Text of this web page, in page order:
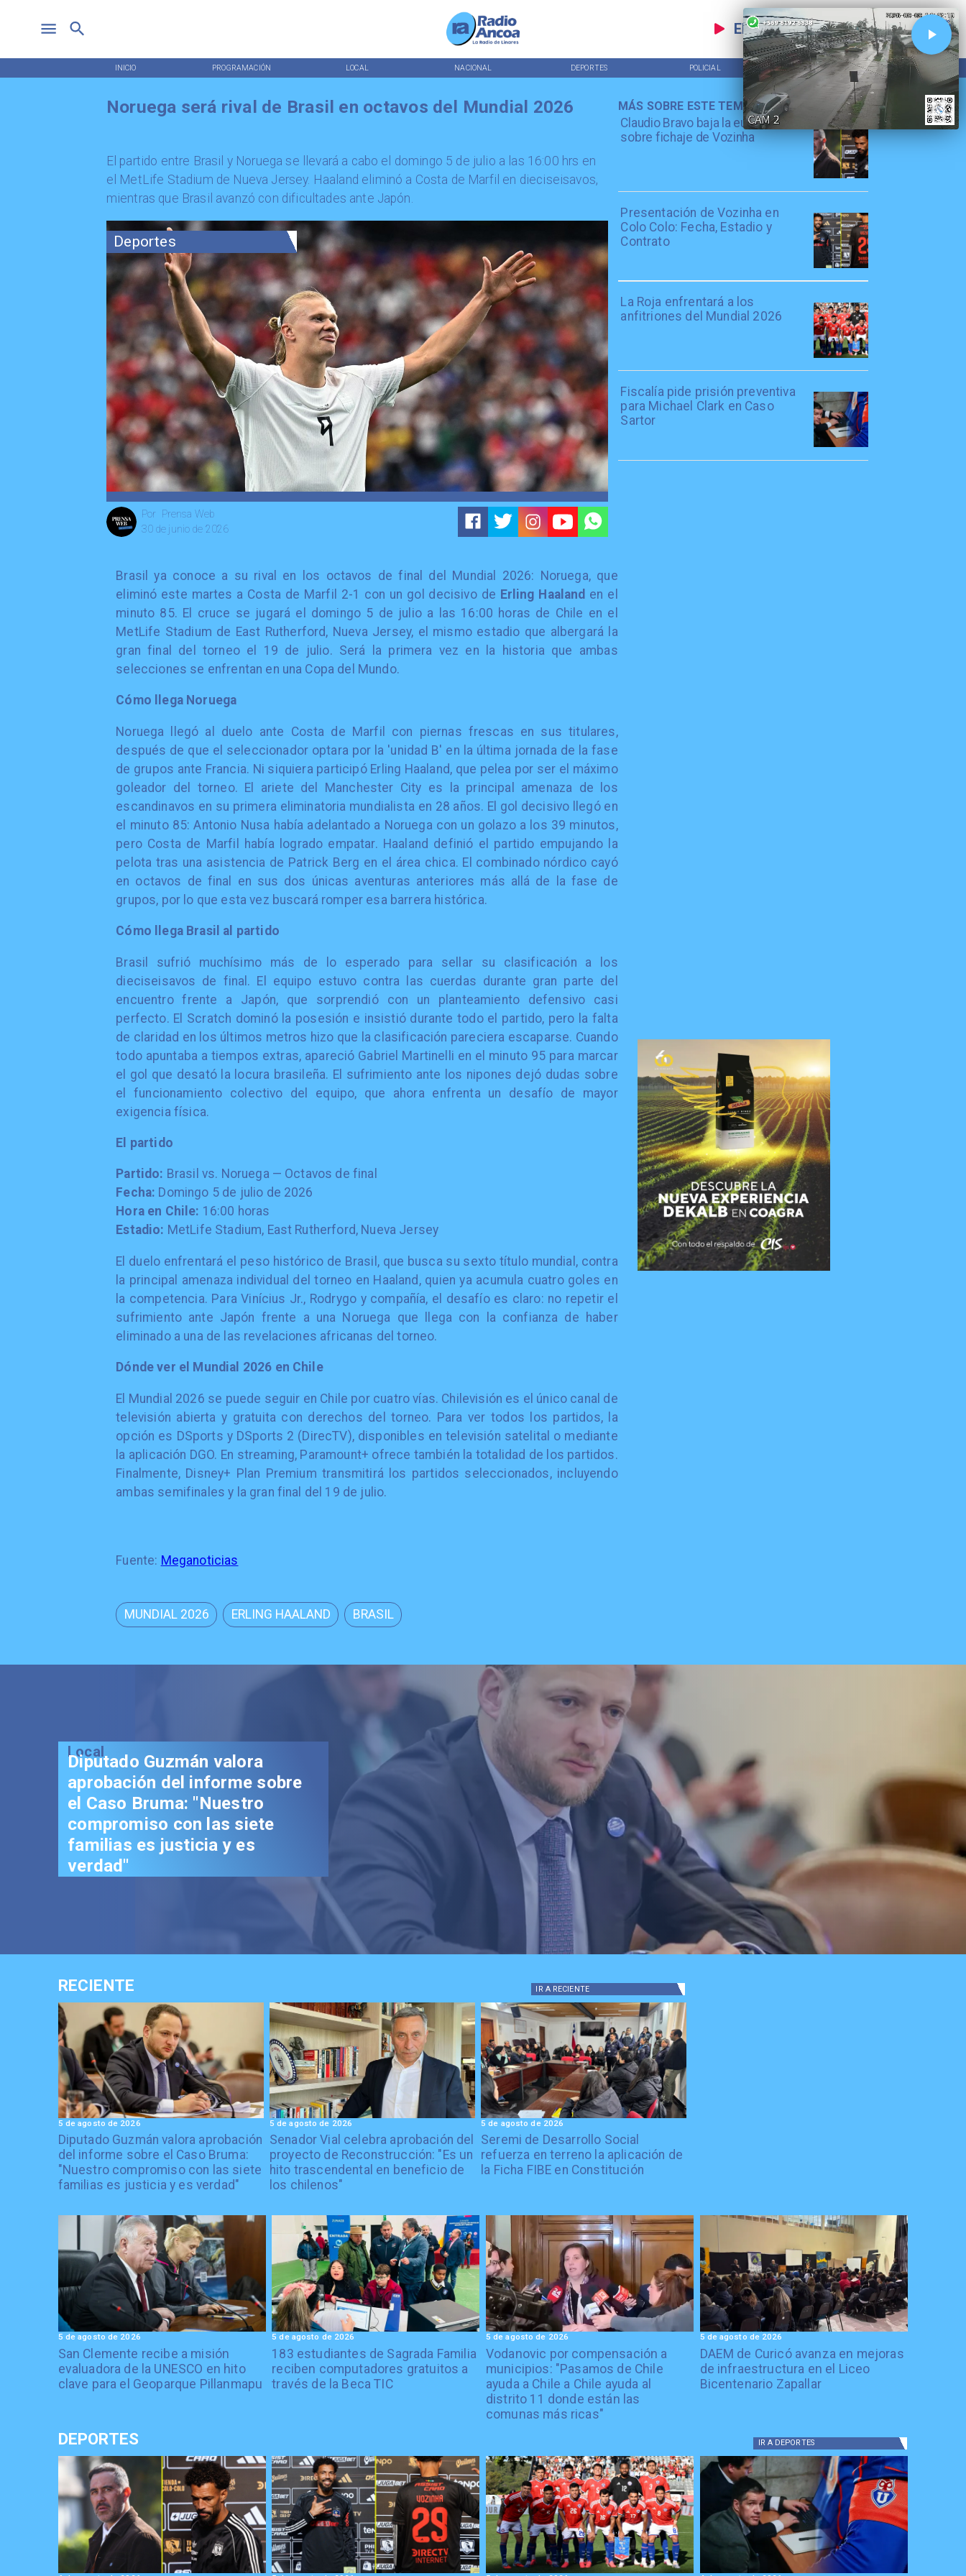
EN VIVO
INICIO PROGRAMACIÓN LOCAL NACIONAL DEPORTES POLICIAL TENDENCIAS
Deportes
Prensa Web
Por
30 de junio de 2026
Claudio Bravo baja la euforia
sobre fichaje de Vozinha
Presentación de Vozinha en
Colo Colo: Fecha, Estadio y
Contrato
La Roja enfrentará a los
anfitriones del Mundial 2026
Fiscalía pide prisión preventiva
para Michael Clark en Caso
Sartor
MÁS SOBRE ESTE TEMA
Noruega será rival de Brasil en octavos del Mundial 2026
El partido entre Brasil y Noruega se llevará a cabo el domingo 5 de julio a las 16:00 hrs en
el MetLife Stadium de Nueva Jersey. Haaland eliminó a Costa de Marfil en dieciseisavos,
mientras que Brasil avanzó con dificultades ante Japón.
Brasil ya conoce a su rival en los octavos de final del Mundial 2026: Noruega, que
eliminó este martes a Costa de Marfil 2-1 con un gol decisivo de Erling Haaland en el
minuto 85. El cruce se jugará el domingo 5 de julio a las 16:00 horas de Chile en el
MetLife Stadium de East Rutherford, Nueva Jersey, el mismo estadio que albergará la
gran final del torneo el 19 de julio. Será la primera vez en la historia que ambas
selecciones se enfrentan en una Copa del Mundo.
Cómo llega Noruega
Noruega llegó al duelo ante Costa de Marfil con piernas frescas en sus titulares,
después de que el seleccionador optara por la 'unidad B' en la última jornada de la fase
de grupos ante Francia. Ni siquiera participó Erling Haaland, que pelea por ser el máximo
goleador del torneo. El ariete del Manchester City es la principal amenaza de los
escandinavos en su primera eliminatoria mundialista en 28 años. El gol decisivo llegó en
el minuto 85: Antonio Nusa había adelantado a Noruega con un golazo a los 39 minutos,
pero Costa de Marfil había logrado empatar. Haaland definió el partido empujando la
pelota tras una asistencia de Patrick Berg en el área chica. El combinado nórdico cayó
en octavos de final en sus dos únicas aventuras anteriores más allá de la fase de
grupos, por lo que esta vez buscará romper esa barrera histórica.
Cómo llega Brasil al partido
Brasil sufrió muchísimo más de lo esperado para sellar su clasificación a los
dieciseisavos de final. El equipo estuvo contra las cuerdas durante gran parte del
encuentro frente a Japón, que sorprendió con un planteamiento defensivo casi
perfecto. El Scratch dominó la posesión e insistió durante todo el partido, pero la falta
de claridad en los últimos metros hizo que la clasificación pareciera escaparse. Cuando
todo apuntaba a tiempos extras, apareció Gabriel Martinelli en el minuto 95 para marcar
el gol que desató la locura brasileña. El sufrimiento ante los nipones dejó dudas sobre
el funcionamiento colectivo del equipo, que ahora enfrenta un desafío de mayor
exigencia física.
El partido
Partido: Brasil vs. Noruega — Octavos de final
Fecha: Domingo 5 de julio de 2026
Hora en Chile: 16:00 horas
Estadio: MetLife Stadium, East Rutherford, Nueva Jersey
El duelo enfrentará el peso histórico de Brasil, que busca su sexto título mundial, contra
la principal amenaza individual del torneo en Haaland, quien ya acumula cuatro goles en
la competencia. Para Vinícius Jr., Rodrygo y compañía, el desafío es claro: no repetir el
sufrimiento ante Japón frente a una Noruega que llega con la confianza de haber
eliminado a una de las revelaciones africanas del torneo.
Dónde ver el Mundial 2026 en Chile
El Mundial 2026 se puede seguir en Chile por cuatro vías. Chilevisión es el único canal de
televisión abierta y gratuita con derechos del torneo. Para ver todos los partidos, la
opción es DSports y DSports 2 (DirecTV), disponibles en televisión satelital o mediante
la aplicación DGO. En streaming, Paramount+ ofrece también la totalidad de los partidos.
Finalmente, Disney+ Plan Premium transmitirá los partidos seleccionados, incluyendo
ambas semifinales y la gran final del 19 de julio.
Fuente: Meganoticias
MUNDIAL 2026 ERLING HAALAND BRASIL
Local
Diputado Guzmán valora
aprobación del informe sobre
el Caso Bruma: "Nuestro
compromiso con las siete
familias es justicia y es
verdad"
RECIENTE IR A RECIENTE
Diputado Guzmán valora aprobación
del informe sobre el Caso Bruma:
"Nuestro compromiso con las siete
familias es justicia y es verdad"
5 de agosto de 2026
Senador Vial celebra aprobación del
proyecto de Reconstrucción: "Es un
hito trascendental en beneficio de
los chilenos"
5 de agosto de 2026
Seremi de Desarrollo Social
refuerza en terreno la aplicación de
la Ficha FIBE en Constitución
5 de agosto de 2026
San Clemente recibe a misión
evaluadora de la UNESCO en hito
clave para el Geoparque Pillanmapu
5 de agosto de 2026
183 estudiantes de Sagrada Familia
reciben computadores gratuitos a
través de la Beca TIC
5 de agosto de 2026
Vodanovic por compensación a
municipios: "Pasamos de Chile
ayuda a Chile a Chile ayuda al
distrito 11 donde están las
comunas más ricas"
5 de agosto de 2026
DAEM de Curicó avanza en mejoras
de infraestructura en el Liceo
Bicentenario Zapallar
5 de agosto de 2026
DEPORTES IR A DEPORTES